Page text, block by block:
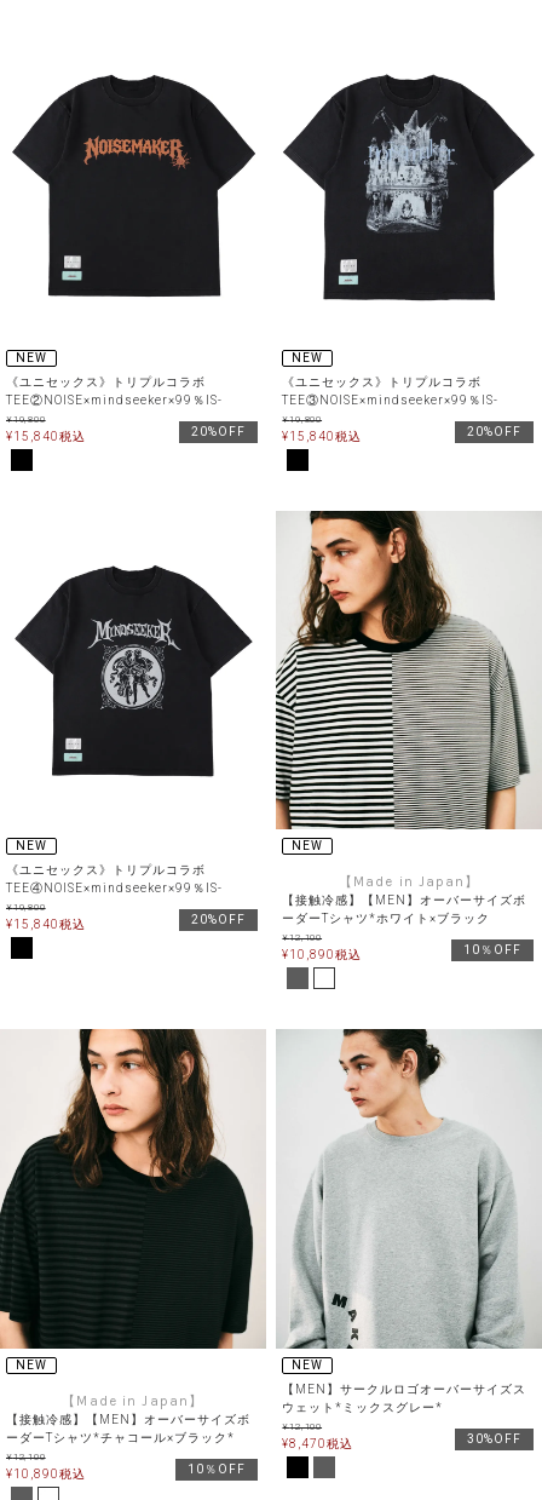
NEW
《ユニセックス》トリプルコラボ
TEE②NOISE×mindseeker×99％IS-
¥19,800
¥15,840税込 20%OFF
NEW
《ユニセックス》トリプルコラボ
TEE③NOISE×mindseeker×99％IS-
¥19,800
¥15,840税込 20%OFF
NEW
《ユニセックス》トリプルコラボ
TEE④NOISE×mindseeker×99％IS-
¥19,800
¥15,840税込 20%OFF
NEW
【Made in Japan】
【接触冷感】【MEN】オーバーサイズボ
ーダーTシャツ*ホワイト×ブラック
¥12,100
¥10,890税込 10％OFF
NEW
【Made in Japan】
【接触冷感】【MEN】オーバーサイズボ
ーダーTシャツ*チャコール×ブラック*
¥12,100
¥10,890税込 10％OFF
NEW
【MEN】サークルロゴオーバーサイズス
ウェット*ミックスグレー*
¥12,100
¥8,470税込 30%OFF